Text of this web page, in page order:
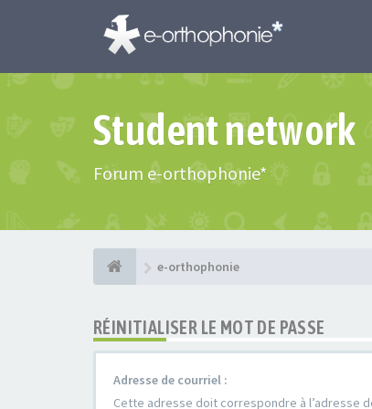
Student network
Forum e-orthophonie*
e-orthophonie
RÉINITIALISER LE MOT DE PASSE
Adresse de courriel :
Cette adresse doit correspondre à l’adresse